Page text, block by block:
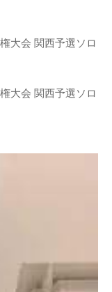
大会 関西予選ソロ
大会 関西予選ソロ